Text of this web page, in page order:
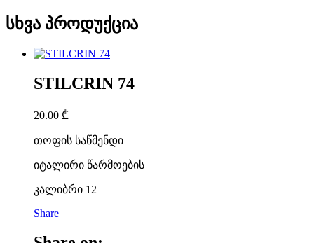
სხვა პროდუქცია
STILCRIN 74
20.00 ₾
თოფის საწმენდი
იტალირი წარმოების
კალიბრი 12
Share